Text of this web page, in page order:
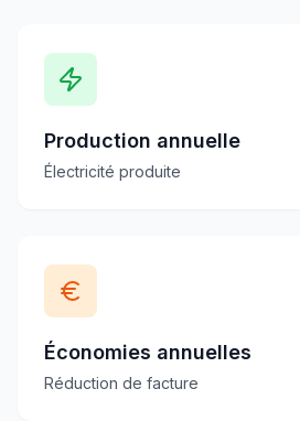
Production annuelle
Électricité produite
Économies annuelles
Réduction de facture